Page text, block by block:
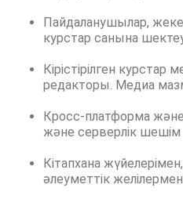
Пайдаланушылар,
курстар санына
Кірістірілген курстар
редакторы. Медиа
Кросс-платформа
және серверлік шешім
Кітапхана
әлеуметтік желілермен